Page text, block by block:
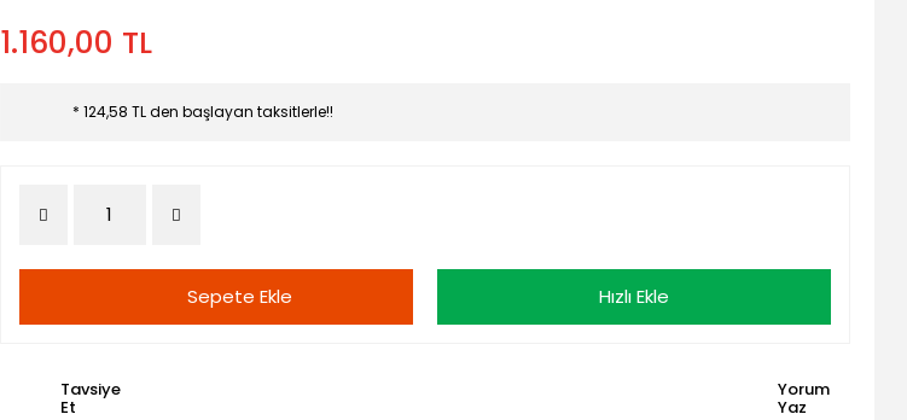
1.160,00 TL
* 124,58 TL den başlayan taksitlerle!!
Sepete Ekle Hızlı Ekle
Tavsiye
Et
Yorum
Yaz